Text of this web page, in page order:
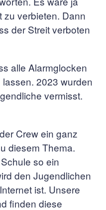
zu verbieten. Dann
der Streit verboten
alle Alarmglocken
2023 wurden
vermisst.
Crew ein ganz
diesem Thema.
so ein
den Jugendlichen
ist. Unsere
finden diese